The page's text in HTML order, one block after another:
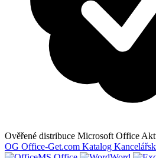
Ověřené distribuce Microsoft Office
OG Office-Get.com Katalog